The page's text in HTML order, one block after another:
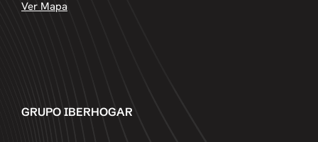
Ver Mapa
GRUPO IBERHOGAR